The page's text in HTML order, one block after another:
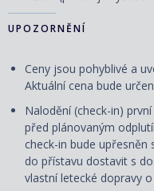
UPOZORNĚNÍ
Ceny jsou pohyblivé a
Aktuální cena bude
Nalodění (check-in)
před plánovaným
check-in bude upřesněn
do přístavu dostavit s
vlastní letecké dopravy